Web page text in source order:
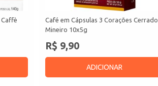
Caffè
Café em Cápsulas 3 Corações Cerrado
Mineiro 10x5g
R$ 9,90
ADICIONAR